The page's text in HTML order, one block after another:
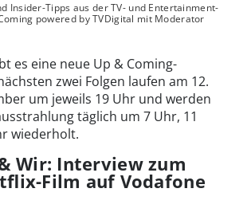
Insider-Tipps aus der TV- und Entertainment-
powered by TVDigital mit Moderator
es eine neue Up & Coming-
zwei Folgen laufen am 12.
um jeweils 19 Uhr und werden
täglich um 7 Uhr, 11
wiederholt.
Wir: Interview zum
Film auf Vodafone